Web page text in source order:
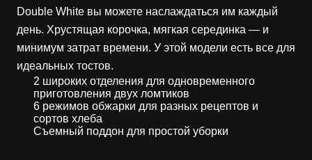
Double White вы можете наслаждаться им каждый
день. Хрустящая корочка, мягкая серединка — и
минимум затрат времени. У этой модели есть все для
идеальных тостов.
2 широких отделения для одновременного
приготовления двух ломтиков
6 режимов обжарки для разных рецептов и
сортов хлеба
Cъемный поддон для простой уборки